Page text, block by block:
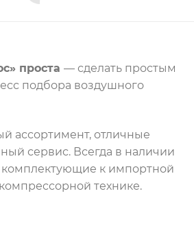
проста — сделать простым
подбора воздушного
ассортимент, отличные
сервис. Всегда в наличии
комплектующие к импортной
технике.